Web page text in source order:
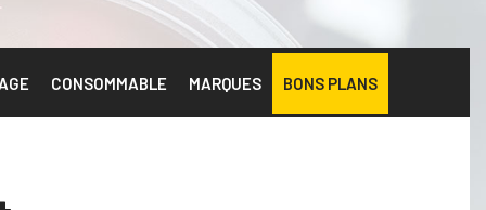
CONSOMMABLE MARQUES BONS PLANS